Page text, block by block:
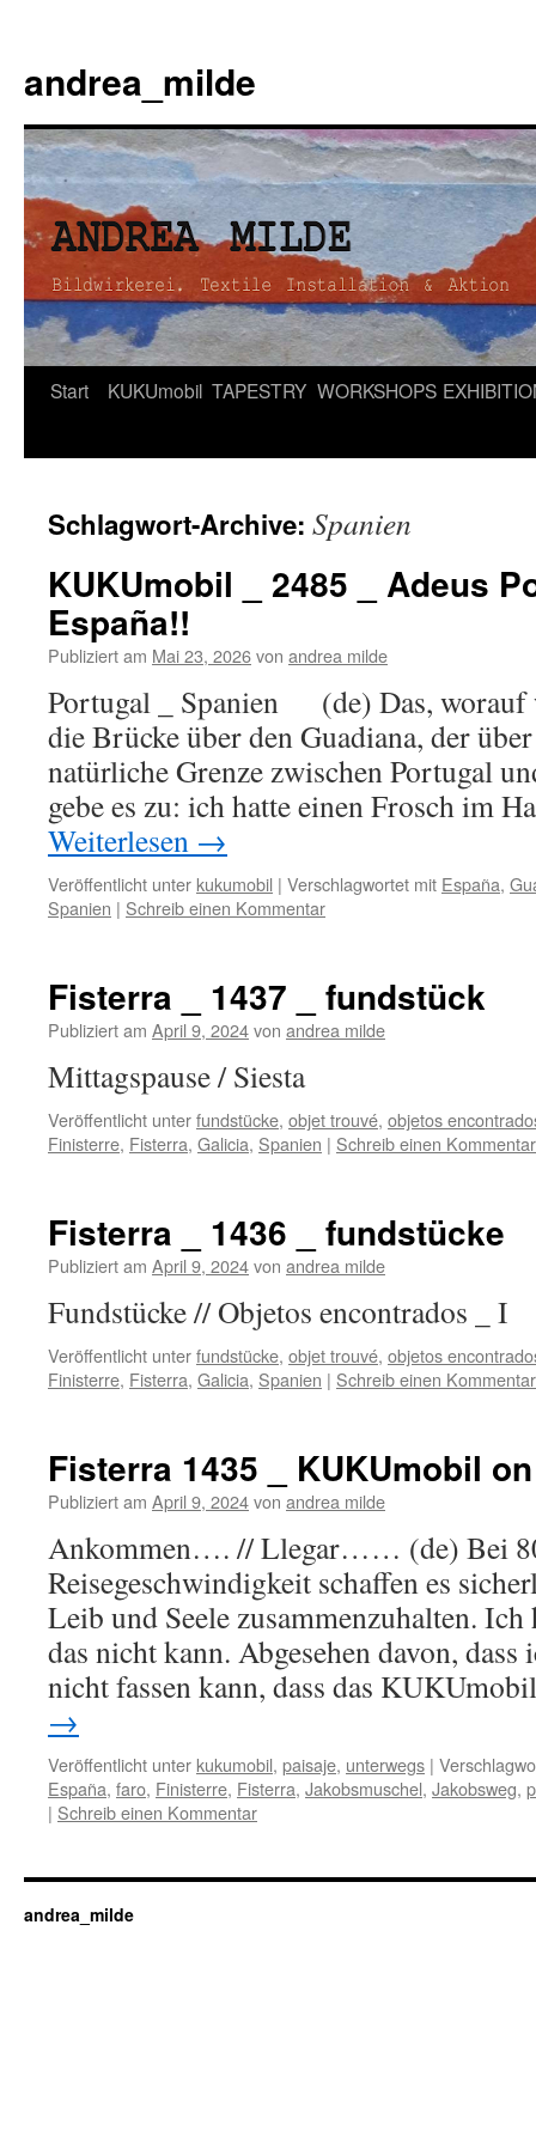
andrea_milde
Zum
Start KUKUmobil TAPESTRY WORKSHOPS
Schlagwort-Archive: Spanien
KUKUmobil _ 2485 _ Adeus
España!!
Publiziert am Mai 23, 2026von andrea milde
Portugal _ Spanien (de) Das, worauf
die Brücke über den Guadiana, der
natürliche Grenze zwischen Portugal
gebe es zu: ich hatte einen Frosch im
Weiterlesen →
Veröffentlicht unter kukumobil | Verschlagwortet mit España,
Spanien | Schreib einen Kommentar
Fisterra _ 1437 _ fundstück
Publiziert am April 9, 2024von andrea milde
Mittagspause / Siesta
Veröffentlicht unterfundstücke, objet trouvé, objetos
Finisterre, Fisterra, Galicia, Spanien | Schreib einen Kommentar
Fisterra _ 1436 _ fundstücke
Publiziert am April 9, 2024von andrea milde
Fundstücke // Objetos
Veröffentlicht unterfundstücke, objet trouvé, objetos
Finisterre, Fisterra, Galicia, Spanien | Schreib einen Kommentar
Fisterra 1435 _ KUKUmobil
Publiziert am April 9, 2024von andrea milde
Ankommen…. // Llegar…… (de) Bei
Reisegeschwindigkeit schaffen es
Leib und Seele zusammenzuhalten. Ich
das nicht kann. Abgesehen davon,
nicht fassen kann, dass das
→
Veröffentlicht unter kukumobil, paisaje, unterwegs |
España, faro, Finisterre, Fisterra, Jakobsmuschel, Jakobsweg,
| Schreib einen Kommentar
andrea_milde